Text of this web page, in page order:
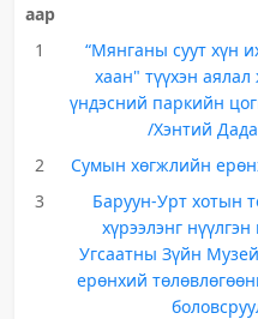
аар
1
“Мянганы суут хүн
хаан" түүхэн
үндэсний паркийн
/Хэнтий
2 Сумын хөгжлийн
3
Баруун-Урт хотын
хүрээлэнг
Угсаатны Зүйн
ерөнхий